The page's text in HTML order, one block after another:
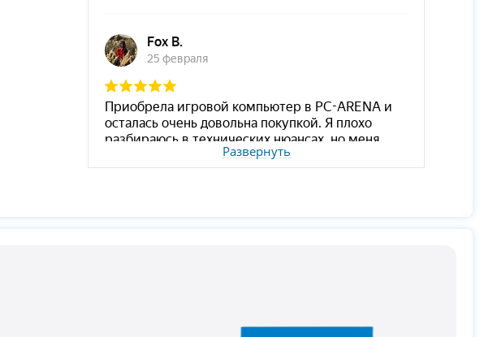
Развернуть